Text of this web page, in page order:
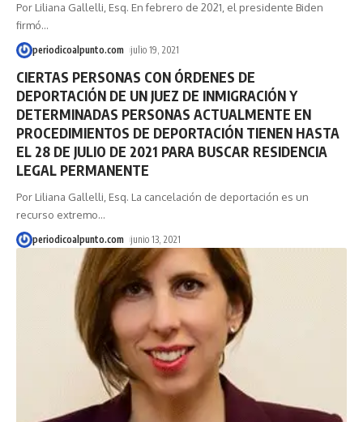
Por Liliana Gallelli, Esq. En febrero de 2021, el presidente Biden
firmó…
periodicoalpunto.com julio 19, 2021
CIERTAS PERSONAS CON ÓRDENES DE
DEPORTACIÓN DE UN JUEZ DE INMIGRACIÓN Y
DETERMINADAS PERSONAS ACTUALMENTE EN
PROCEDIMIENTOS DE DEPORTACIÓN TIENEN HASTA
EL 28 DE JULIO DE 2021 PARA BUSCAR RESIDENCIA
LEGAL PERMANENTE
Por Liliana Gallelli, Esq. La cancelación de deportación es un
recurso extremo…
periodicoalpunto.com junio 13, 2021